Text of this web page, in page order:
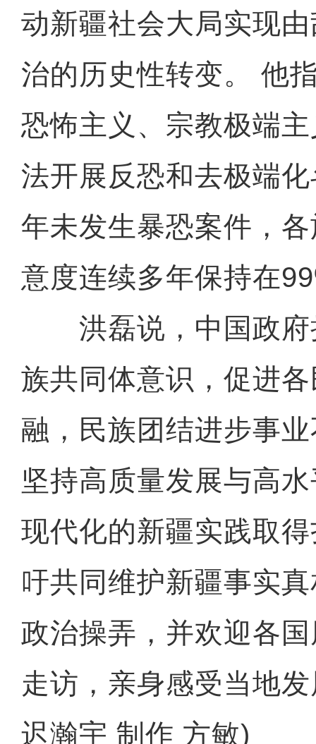
动新疆社会大局实现
治的历史性转变。 他
恐怖主义、宗教极端
法开展反恐和去极端
年未发生暴恐案件，
意度连续多年保持在
洪磊说，中国政府
族共同体意识，促进
融，民族团结进步事
坚持高质量发展与高
现代化的新疆实践取
吁共同维护新疆事实
政治操弄，并欢迎各
走访，亲身感受当地
迟瀚宇 制作 方敏)